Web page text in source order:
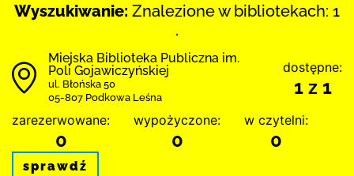
Wyszukiwanie: Znalezione w bibliotekach: 1
.
Miejska Biblioteka Publiczna im.
Poli Gojawiczyńskiej
ul. Błońska 50
05-807 Podkowa Leśna
dostępne:
1 z 1
zarezerwowane:
0
wypożyczone:
0
w czytelni:
0
sprawdź